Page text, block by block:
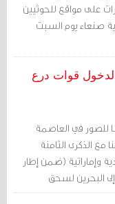
على مواقع للحوثيين
صنعاء يوم السبت
لدخول قوات درع
للصور في العاصمة
مع الذكرى الثامنة
وإماراتية (ضمن إطار
البحرين لسحق
بالديمقراطية